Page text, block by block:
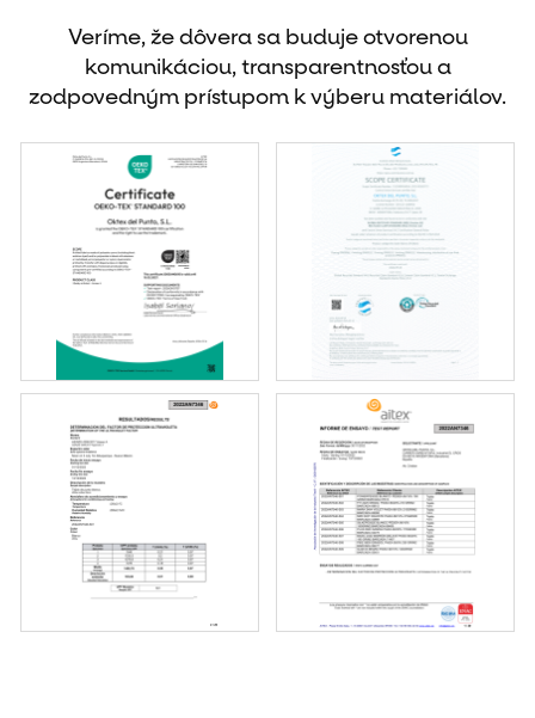
Veríme, že dôvera sa buduje otvorenou
komunikáciou, transparentnosťou a
zodpovedným prístupom k výberu materiálov.